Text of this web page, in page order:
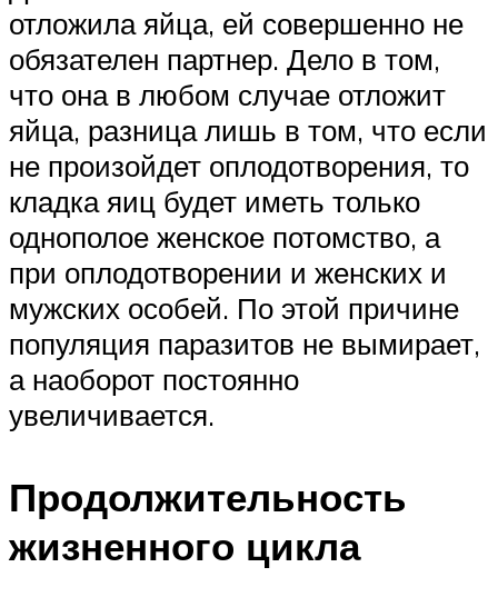
отложила яйца, ей совершенно не
обязателен партнер. Дело в том,
что она в любом случае отложит
яйца, разница лишь в том, что если
не произойдет оплодотворения, то
кладка яиц будет иметь только
однополое женское потомство, а
при оплодотворении и женских и
мужских особей. По этой причине
популяция паразитов не вымирает,
а наоборот постоянно
увеличивается.
Продолжительность
жизненного цикла